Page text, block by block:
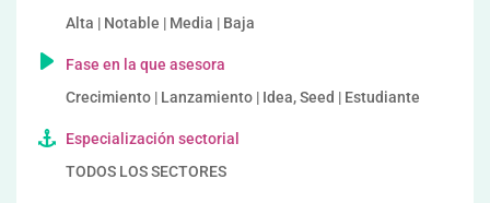
Alta | Notable | Media | Baja
Fase en la que asesora
Crecimiento | Lanzamiento | Idea, Seed | Estudiante
Especialización sectorial
TODOS LOS SECTORES